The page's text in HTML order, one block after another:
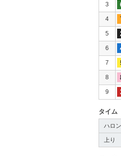
3
4
5
6
7
8
9
タイム
ハロ
上り